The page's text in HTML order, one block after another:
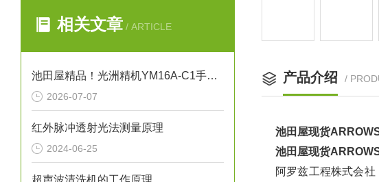
相关文章 / ARTICLE
池田屋精品！光洲精机YM16A-C1手动XY平台技术参数与应用解析
2026-07-07
红外脉冲透射光法测量原理
2024-06-25
超声波清洗机的工作原理
产品介绍 /
池田屋现货
池田屋现货
阿罗兹工程株式会